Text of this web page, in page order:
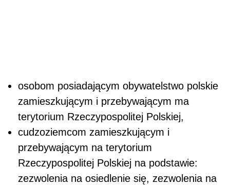
osobom posiadającym obywatelstwo polskie
zamieszkującym i przebywającym ma
terytorium Rzeczypospolitej Polskiej,
cudzoziemcom zamieszkującym i
przebywającym na terytorium
Rzeczypospolitej Polskiej na podstawie:
zezwolenia na osiedlenie się, zezwolenia na